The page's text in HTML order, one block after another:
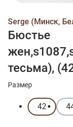
Serge (Минск,
Бюстье
тесьма),
Размер
42